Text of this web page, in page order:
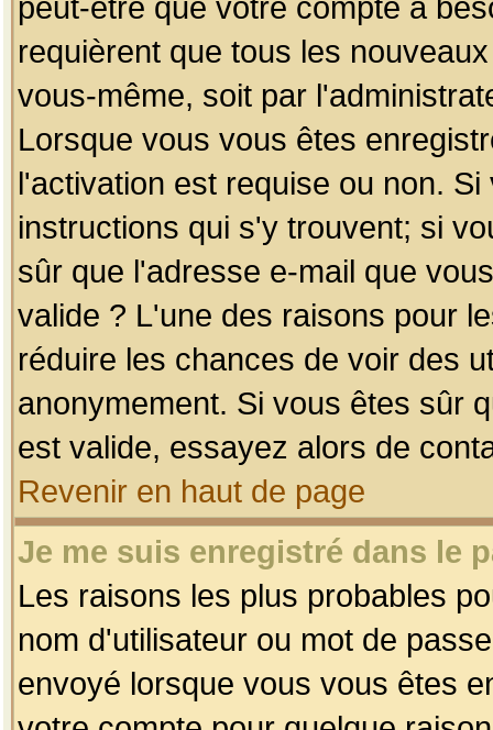
requièrent que tous les
vous-même, soit par
Lorsque vous vous êtes
l'activation est requise ou non.
instructions qui s'y trouvent; si
sûr que l'adresse e-mail que
valide ? L'une des raisons pour
réduire les chances de voir des
anonymement. Si vous êtes sûr
est valide, essayez alors de
Revenir en haut de page
Je me suis enregistré dans le
Les raisons les plus probables
nom d'utilisateur ou mot de
envoyé lorsque vous vous êtes